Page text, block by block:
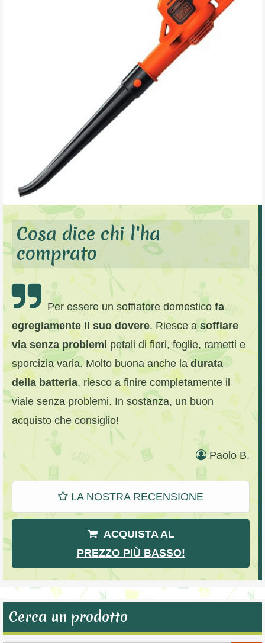
Cosa dice chi l'ha
comprato
Per essere un soffiatore domestico fa
egregiamente il suo dovere. Riesce a soffiare
via senza problemi petali di fiori, foglie, rametti e
sporcizia varia. Molto buona anche la durata
della batteria, riesco a finire completamente il
viale senza problemi. In sostanza, un buon
acquisto che consiglio!
Paolo B.
LA NOSTRA RECENSIONE
ACQUISTA AL
PREZZO PIÙ BASSO!
Cerca un prodotto